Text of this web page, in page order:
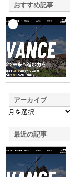
おすすめ記事
アーカイブ
最近の記事